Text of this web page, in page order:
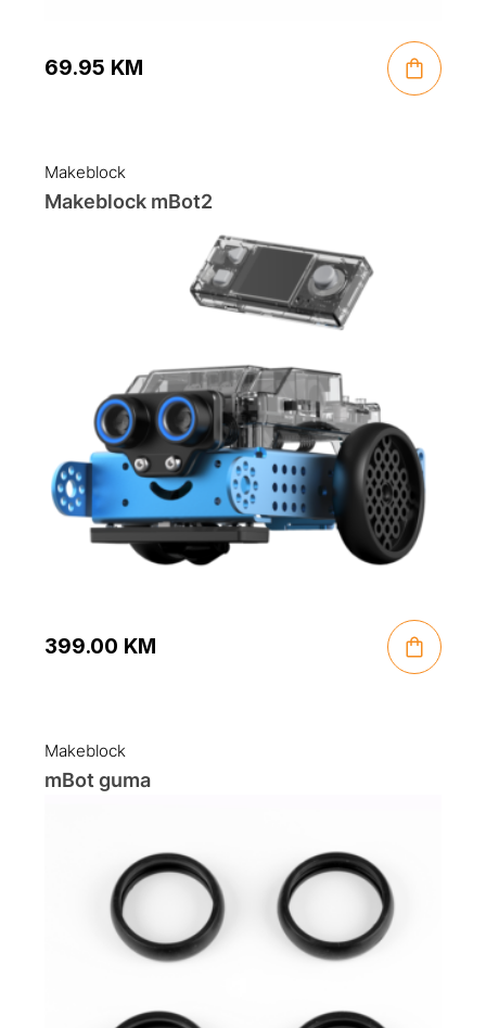
69.95 KM
Makeblock
Makeblock mBot2
399.00 KM
Makeblock
mBot guma